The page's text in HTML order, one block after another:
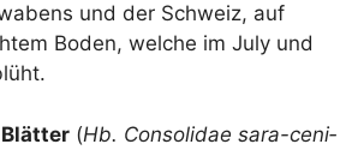
und der Schweiz, auf
Boden, wel­che im July und
Blät­ter (Hb. Con­so­li­dae sara-ceni­